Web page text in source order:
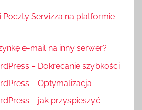
Poczty Servizza na platformie
e-mail na inny serwer?
– Dokręcanie szybkości
– Optymalizacja
– jak przyspieszyć